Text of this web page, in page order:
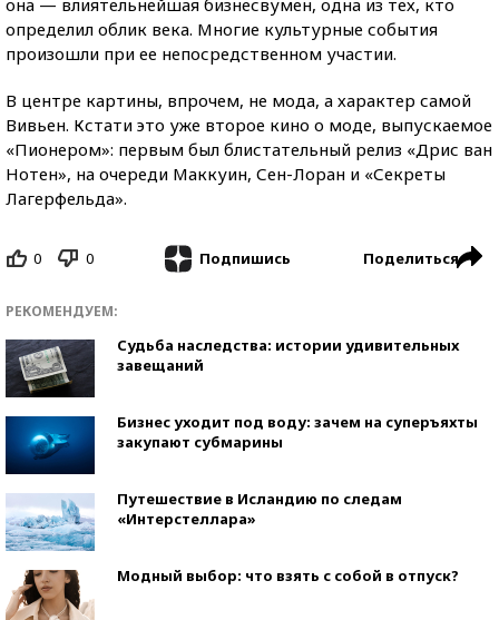
определил облик века. Многие культурные события
произошли при ее непосредственном участии.
В центре картины, впрочем, не мода, а характер самой
Вивьен. Кстати это уже второе кино о моде, выпускаемое
«Пионером»: первым был блистательный релиз «Дрис ван
Нотен», на очереди Маккуин, Сен-Лоран и «Секреты
Лагерфельда».
0 0 Подпишись Поделиться
РЕКОМЕНДУЕМ:
Судьба наследства: истории удивительных
завещаний
Бизнес уходит под воду: зачем на суперъяхты
закупают субмарины
Путешествие в Исландию по следам
«Интерстеллара»
Модный выбор: что взять с собой в отпуск?